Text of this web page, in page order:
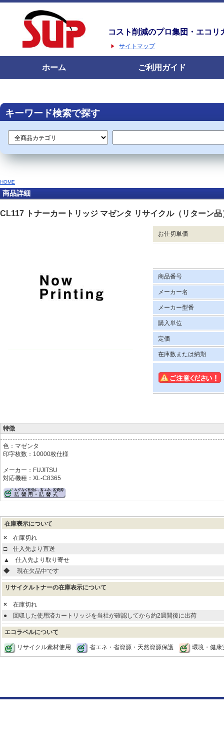
コスト削減のプロ集団・エコリ
サイトマップ
ホーム ご利用ガイド
キーワード検索で探す
HOME
商品詳細
CL117 トナーカートリッジ マゼンタ リサイクル（リターン品
お仕切単価
商品番号
メーカー名
メーカー型番
購入単位
定価
在庫数または納期
特徴
色：マゼンタ
印字枚数：10000枚仕様
メーカー：FUJITSU
対応機種：XL-C8365
在庫表示について
× 在庫切れ
□仕入先より直送
▲
仕入先より取り寄せ
◆
現在欠品中です
リサイクルトナーの在庫表示について
× 在庫切れ
● 回収した使用済カートリッジを当社が確認してから約2週間後に出荷
エコラベルについて
リサイクル素材使用 省エネ・省資源・天然資源保護 環境・健康